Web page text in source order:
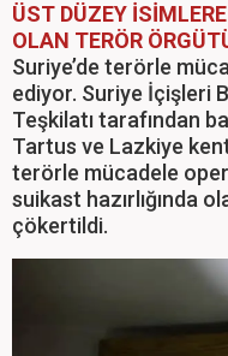
ÜST DÜZEY
OLAN TERÖR
Suriye’de terörle
ediyor. Suriye İçişleri
Teşkilatı tarafından
Tartus ve Lazkiye
terörle mücadele
suikast hazırlığında
çökertildi.